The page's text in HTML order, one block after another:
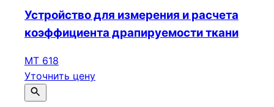
Устройство для измерения и расчета
коэффициента драпируемости ткани
МТ 618
Уточнить цену